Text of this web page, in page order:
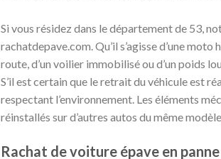
Si vous résidez dans le département de 53,
rachatdepave.com. Qu’il s’agisse d’une moto
route, d’un voilier immobilisé ou d’un poids
S’il est certain que le retrait du véhicule est
respectant l’environnement. Les éléments
réinstallés sur d’autres autos du même modèle.
Rachat de voiture épave en